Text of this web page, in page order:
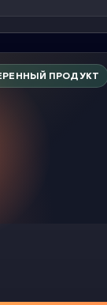
ПРОДУКТ